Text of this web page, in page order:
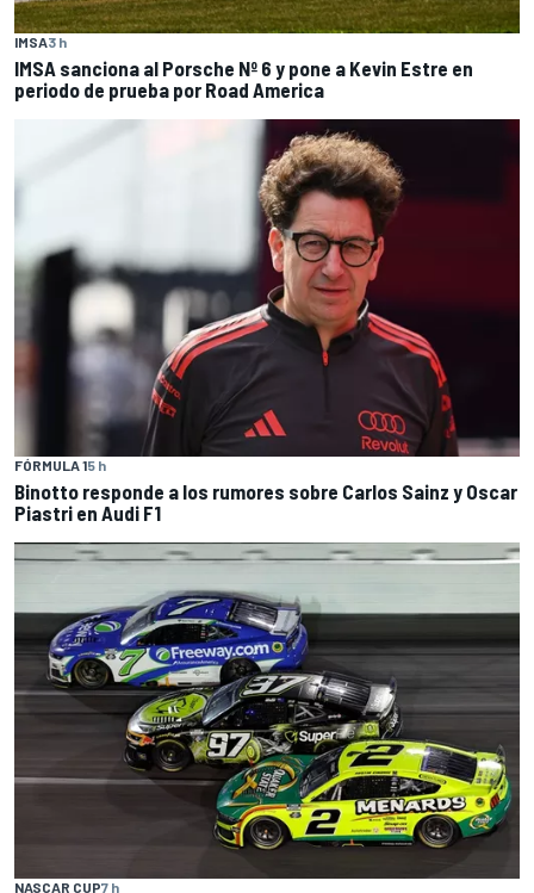
IMSA3 h
IMSA sanciona al Porsche Nº 6 y pone a Kevin Estre en
periodo de prueba por Road America
FÓRMULA 15 h
Binotto responde a los rumores sobre Carlos Sainz y Oscar
Piastri en Audi F1
NASCAR CUP7 h